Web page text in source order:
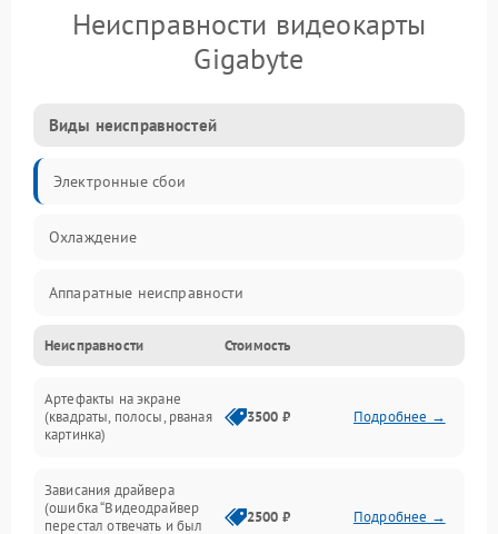
Неисправности видеокарты
Gigabyte
Виды неисправностей
Электронные сбои
Охлаждение
Аппаратные неисправности
Перегрев и термопроблемы
Видео
Интерфейсные и коммуникационные проблемы
Неисправности Стоимость
Артефакты на экране
(квадраты, полосы, рваная
картинка)
3500 ₽ Подробнее →
Зависания драйвера
(ошибка “Видеодрайвер
перестал отвечать и был
2500 ₽ Подробнее →